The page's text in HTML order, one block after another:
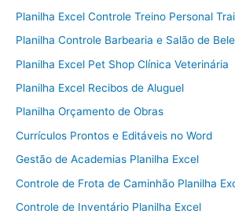
Planilha Excel Controle Treino Personal
Planilha Controle Barbearia e Salão de
Planilha Excel Pet Shop Clínica Veterinária
Planilha Excel Recibos de Aluguel
Planilha Orçamento de Obras
Currículos Prontos e Editáveis no Word
Gestão de Academias Planilha Excel
Controle de Frota de Caminhão Planilha
Controle de Inventário Planilha Excel